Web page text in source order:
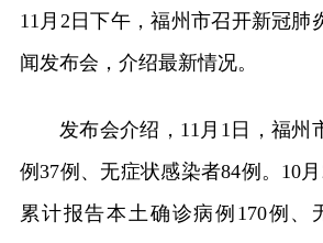
11月2日下午，福州市召开新冠肺
闻发布会，介绍最新情况。
发布会介绍，11月1日，福州
例37例、无症状感染者84例。10月
累计报告本土确诊病例170例、